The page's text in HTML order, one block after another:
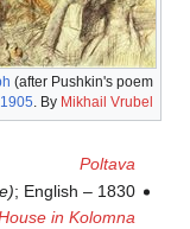
(after Pushkin's poem
1905 . By Mikhail Vrubel
Poltava
1830 –
; English
in Kolomna